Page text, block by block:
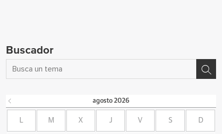
Buscador
agosto 2026
L M X J V S D